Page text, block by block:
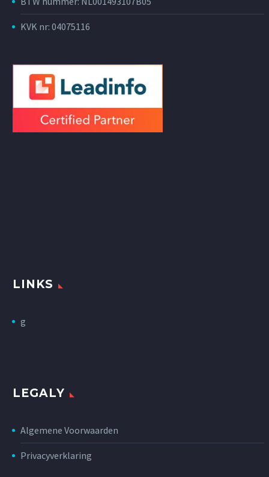
KVK nr: 04075116
LINKS
g
LEGALY
Algemene Voorwaarden
Privacyverklaring